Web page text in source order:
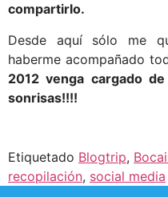
compartirlo.
Desde aquí sólo me
haberme acompañado
2012 venga cargado
sonrisas!!!!
Etiquetado Blogtrip,
recopilación, social media